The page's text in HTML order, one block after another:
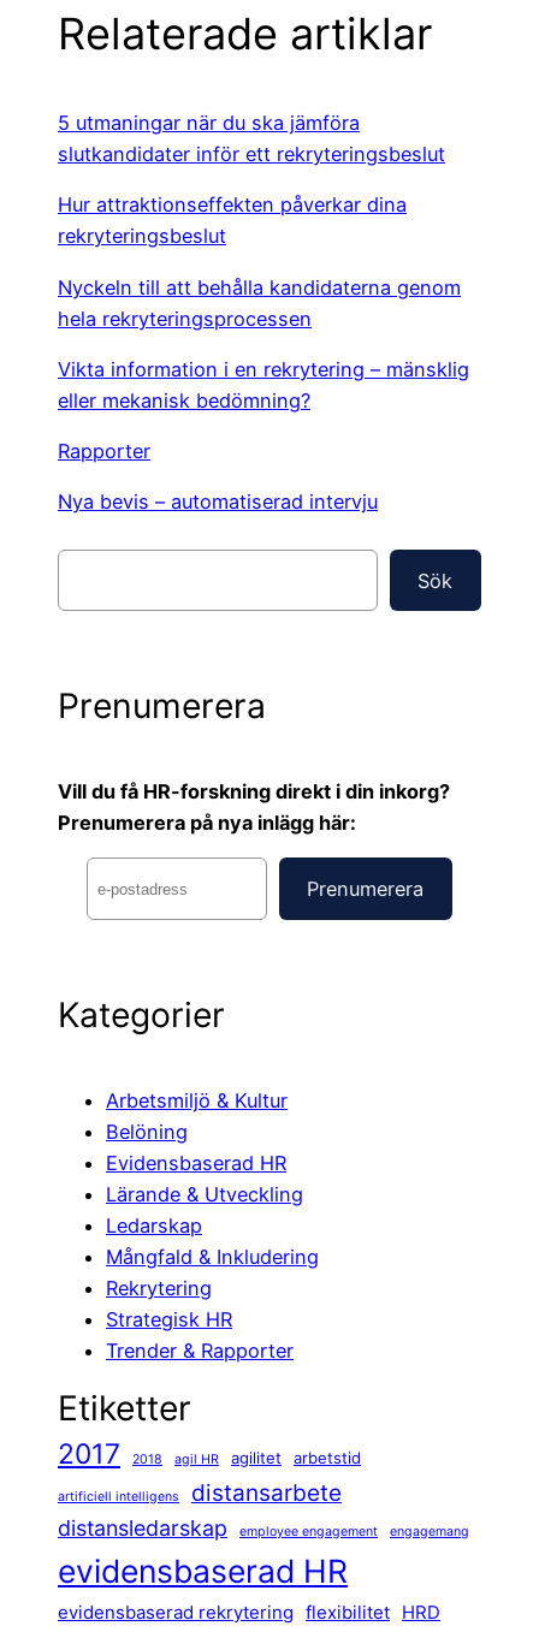
b
o
k
dI
Relaterade artiklar
5 utmaningar när du ska jämföra
slutkandidater inför ett rekryteringsbeslut
Hur attraktionseffekten påverkar dina
rekryteringsbeslut
Nyckeln till att behålla kandidaterna genom
hela rekryteringsprocessen
Vikta information i en rekrytering – mänsklig
eller mekanisk bedömning?
Rapporter
Nya bevis – automatiserad intervju
S
Sök
Prenumerera
Vill du få HR-forskning direkt i din inkorg?
Prenumerera på nya inlägg här:
Kategorier
Arbetsmiljö & Kultur
Belöning
Evidensbaserad HR
Lärande & Utveckling
Ledarskap
Mångfald & Inkludering
Rekrytering
Strategisk HR
Trender & Rapporter
Etiketter
2017 2018 agil HR agilitet arbetstid
artificiell intelligens distansarbete
distansledarskap employee engagement engagemang
evidensbaserad HR
evidensbaserad rekrytering flexibilitet HRD